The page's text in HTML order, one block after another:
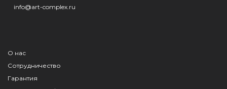
info@art-complex.ru
О нас
Сотрудничество
Гарантия